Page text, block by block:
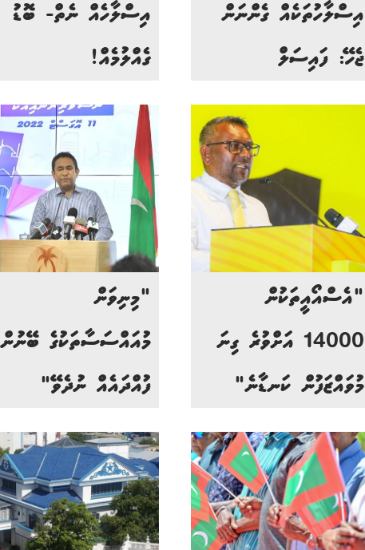
އިސްލާހުތަކެއް ގެންނަން
ޖެހޭ: ފައިސަލް
އިސްލާހެއް ނެތް- ބޮޑު
ގެއްލުމެއް!
"އެސްއޯއީތަކުން
14000 އަށްވުރެ ގިނަ
މުވައްޒަފުން ކަނޑާނެ"
"މިނިވަން
މުއައްސަސާތަކުގެ ބޭނުން
ފުއްދައެއް ނުދެވޭ"